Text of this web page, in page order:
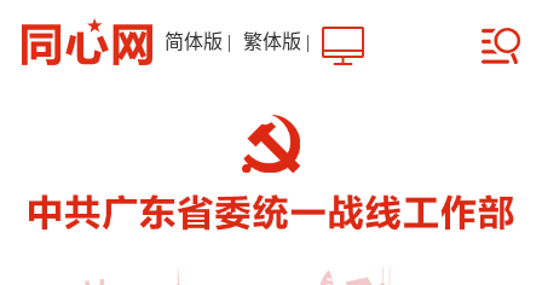
简体版 | 繁体版 |